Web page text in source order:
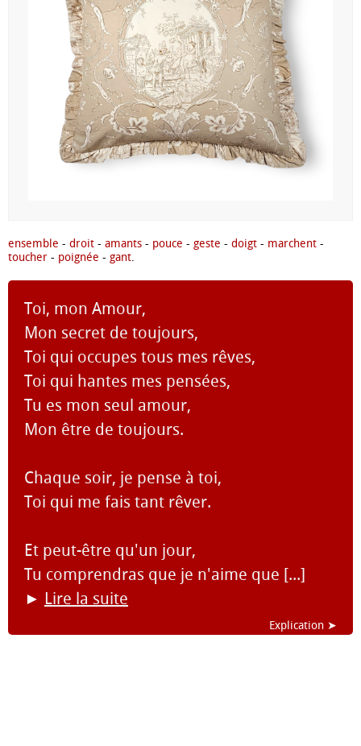
ensemble - droit - amants - pouce - geste - doigt - marchent -
toucher - poignée - gant.
Toi, mon Amour,
Mon secret de toujours,
Toi qui occupes tous mes rêves,
Toi qui hantes mes pensées,
Tu es mon seul amour,
Mon être de toujours.
Chaque soir, je pense à toi,
Toi qui me fais tant rêver.
Et peut-être qu'un jour,
Tu comprendras que je n'aime que [...]
► Lire la suite
Explication ➤